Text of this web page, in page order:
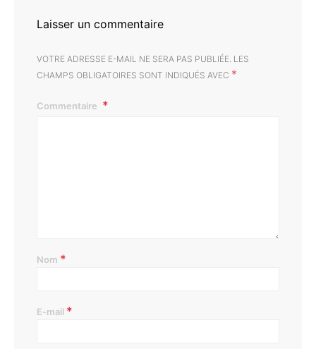
Laisser un commentaire
VOTRE ADRESSE E-MAIL NE SERA PAS PUBLIÉE. LES
CHAMPS OBLIGATOIRES SONT INDIQUÉS AVEC *
Commentaire
Nom *
E-mail *